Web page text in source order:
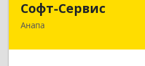
Софт-Сервис
Анапа353440,